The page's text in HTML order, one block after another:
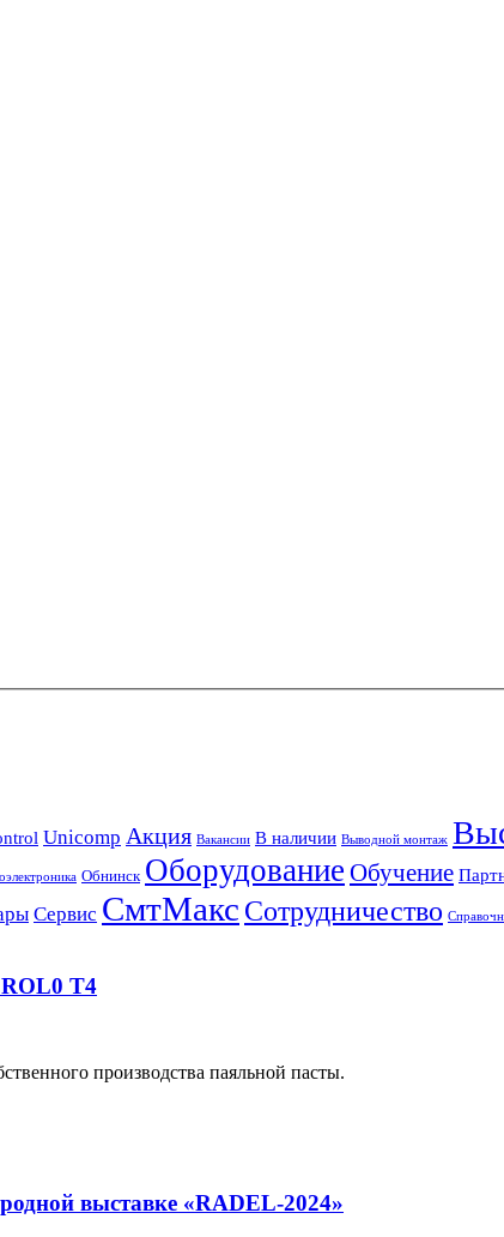
Unicomp Акция Вакансии В наличии Выводной монтаж
Обнинск Оборудование Обучение
Сервис СмтМакс Сотрудничество
T4
производства паяльной пасты.
выставке «RADEL-2024»